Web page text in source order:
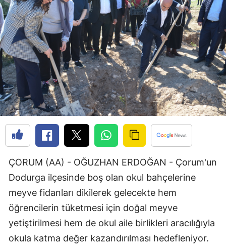
Bilecik
Bingöl
Bitlis
Bolu
Burdur
Bursa
Çanakkale
Çankırı
Çorum
Diyarbakır
Edirne
ÇORUM (AA) - OĞUZHAN ERDOĞAN - Çorum'un
Dodurga ilçesinde boş olan okul bahçelerine
meyve fidanları dikilerek gelecekte hem
öğrencilerin tüketmesi için doğal meyve
yetiştirilmesi hem de okul aile birlikleri aracılığıyla
okula katma değer kazandırılması hedefleniyor.